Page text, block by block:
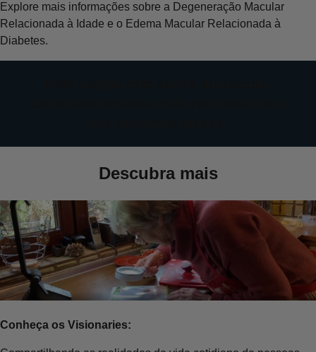
Explore mais informações sobre a Degeneração Macular
Relacionada à Idade e o Edema Macular Relacionada à
Diabetes.
Descubra mais
Conheça os Visionaries: